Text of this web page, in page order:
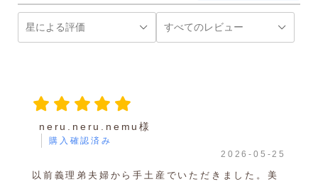
neru.neru.nemu様
購入確認済み
2026-05-25
以前義理弟夫婦から手土産でいただきました。美